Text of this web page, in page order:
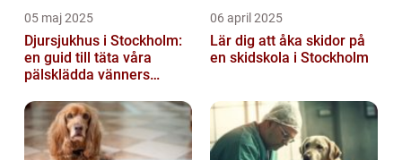
05 maj 2025
Djursjukhus i Stockholm:
en guid till täta våra
pälsklädda vänners
06 april 2025
Lär dig att åka skidor på
en skidskola i Stockholm